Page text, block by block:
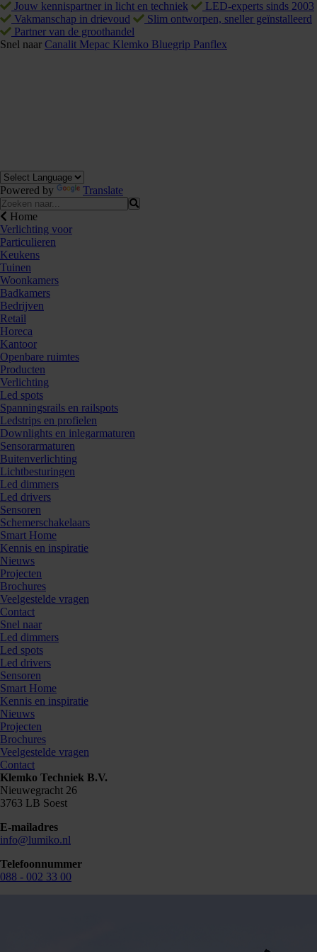
Jouw kennispartner in licht en techniek
LED-experts sinds 2003
Vakmanschap in drievoud
Slim ontworpen, sneller geïnstalleerd
Partner van de groothandel
Snel naar Canalit Mepac Klemko Bluegrip Panflex
Powered by Translate
Home
Verlichting voor
Particulieren
Keukens
Tuinen
Woonkamers
Badkamers
Bedrijven
Retail
Horeca
Kantoor
Openbare ruimtes
Producten
Verlichting
Led spots
Spanningsrails en railspots
Ledstrips en profielen
Downlights en inlegarmaturen
Sensorarmaturen
Buitenverlichting
Lichtbesturingen
Led dimmers
Led drivers
Sensoren
Schemerschakelaars
Smart Home
Kennis en inspiratie
Nieuws
Projecten
Brochures
Veelgestelde vragen
Contact
Snel naar
Led dimmers
Led spots
Led drivers
Sensoren
Smart Home
Kennis en inspiratie
Nieuws
Projecten
Brochures
Veelgestelde vragen
Contact
Klemko Techniek B.V.
Nieuwegracht 26
3763 LB Soest
E-mailadres
info@lumiko.nl
Telefoonnummer
088 - 002 33 00